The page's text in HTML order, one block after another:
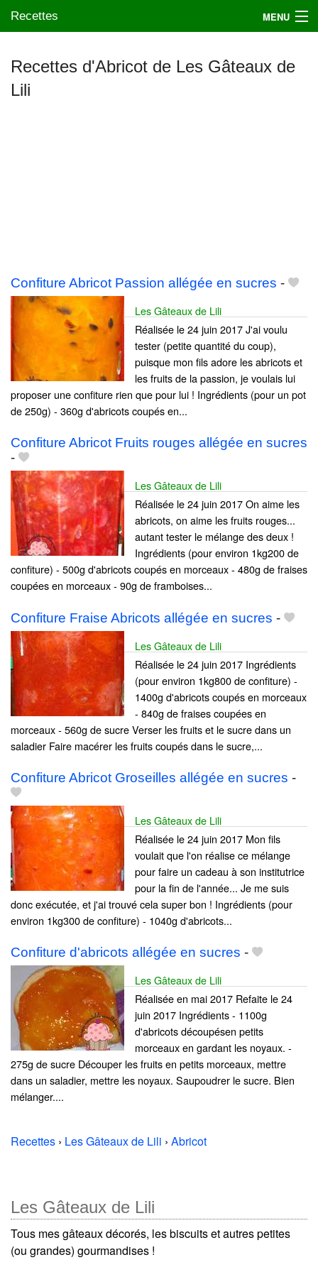
Recettes MENU
Mes blogs préférés
Recettes d'Abricot de Les Gâteaux de
Lili
Confiture Abricot Passion allégée en sucres -
Les Gâteaux de Lili
Réalisée le 24 juin 2017 J'ai voulu
tester (petite quantité du coup),
puisque mon fils adore les abricots et
les fruits de la passion, je voulais lui
proposer une confiture rien que pour lui ! Ingrédients (pour un pot
de 250g) - 360g d'abricots coupés en...
Confiture Abricot Fruits rouges allégée en sucres
-
Les Gâteaux de Lili
Réalisée le 24 juin 2017 On aime les
abricots, on aime les fruits rouges...
autant tester le mélange des deux !
Ingrédients (pour environ 1kg200 de
confiture) - 500g d'abricots coupés en morceaux - 480g de fraises
coupées en morceaux - 90g de framboises...
Confiture Fraise Abricots allégée en sucres -
Les Gâteaux de Lili
Réalisée le 24 juin 2017 Ingrédients
(pour environ 1kg800 de confiture) -
1400g d'abricots coupés en morceaux
- 840g de fraises coupées en
morceaux - 560g de sucre Verser les fruits et le sucre dans un
saladier Faire macérer les fruits coupés dans le sucre,...
Confiture Abricot Groseilles allégée en sucres -
Les Gâteaux de Lili
Réalisée le 24 juin 2017 Mon fils
voulait que l'on réalise ce mélange
pour faire un cadeau à son institutrice
pour la fin de l'année... Je me suis
donc exécutée, et j'ai trouvé cela super bon ! Ingrédients (pour
environ 1kg300 de confiture) - 1040g d'abricots...
Confiture d'abricots allégée en sucres -
Les Gâteaux de Lili
Réalisée en mai 2017 Refaite le 24
juin 2017 Ingrédients - 1100g
d'abricots découpésen petits
morceaux en gardant les noyaux. -
275g de sucre Découper les fruits en petits morceaux, mettre
dans un saladier, mettre les noyaux. Saupoudrer le sucre. Bien
mélanger....
Recettes › Les Gâteaux de Lili › Abricot
Les Gâteaux de Lili
Tous mes gâteaux décorés, les biscuits et autres petites
(ou grandes) gourmandises !